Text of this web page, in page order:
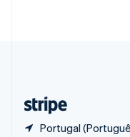
Portugal